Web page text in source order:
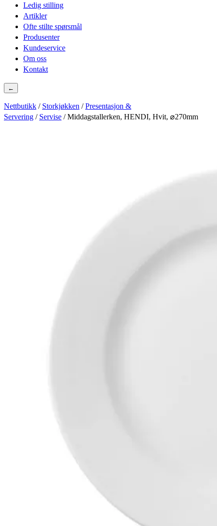
Ledig stilling
Artikler
Ofte stilte spørsmål
Produsenter
Kundeservice
Om oss
Kontakt
←
Nettbutikk / Storkjøkken /Presentasjon &
Servering / Servise / Middagstallerken, HENDI, Hvit, ⌀270mm